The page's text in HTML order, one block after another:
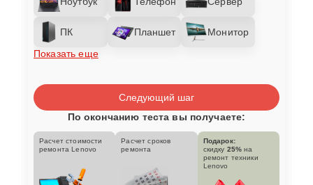
ПК Планшет
Монитор
Показать еще
Следующий шаг
По окончанию теста вы получаете:
Расчет стоимости
ремонта Lenovo
Расчет сроков
ремонта
Подарок:
скидку 25% на
ремонт техники
Lenovo